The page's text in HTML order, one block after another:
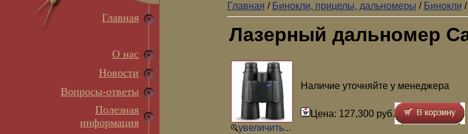
Главная
О нас
Новости
Вопросы-ответы
Полезная
информация
Главная / Бинокли, прицелы, дальномеры / Бинокли /
Лазерный дальномер
увеличить...
Наличие уточняйте у менеджера
Цена: 127,300 руб.